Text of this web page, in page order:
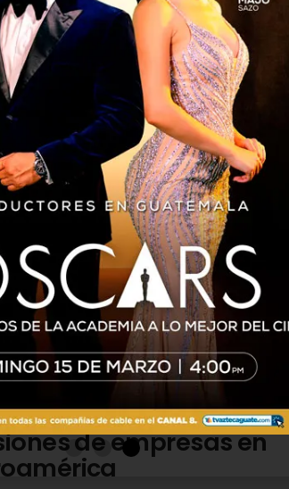
hoja informativa emitida por la Casa
vicepresidenta de EE. UU. Kamala
hoy que se tienen
más de US$1 mil...
5 años atrás
anuncia inversión de
mil millones de
en Centro América
de Estados Unidos, Kamala
que siete empresas
invertirán US$1.2 mil millones
del triángulo norte Centro
como...
Harris anuncia
de empresas en